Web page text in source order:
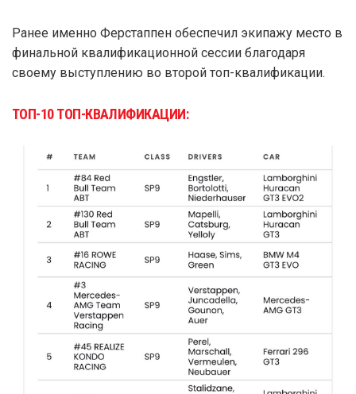
Ранее именно Ферстаппен обеспечил экипажу место в
финальной квалификационной сессии благодаря
своему выступлению во второй топ-квалификации.
ТОП-10 ТОП-КВАЛИФИКАЦИИ: